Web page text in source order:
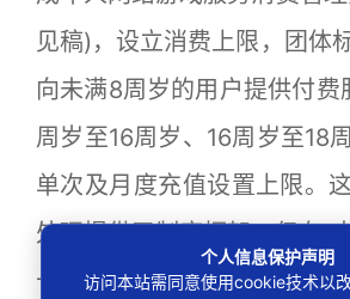
见稿)，设立消费上限，团体
向未满8周岁的用户提供付费
周岁至16周岁、16周岁至18
单次及月度充值设置上限。
处理提供了制度框架，但在“
长身份”等场景充值下，仍存
个人信息保护声明
访问本站需同意使用cookie技术以改